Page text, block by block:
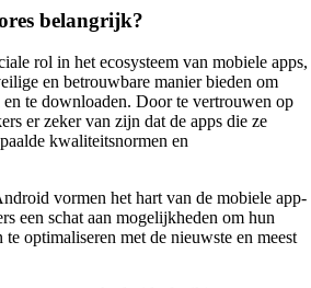
belangrijk?
rol in het ecosysteem van mobiele apps,
en betrouwbare manier bieden om
te downloaden. Door te vertrouwen op
er zeker van zijn dat de apps die ze
kwaliteitsnormen en
vormen het hart van de mobiele app-
een schat aan mogelijkheden om hun
te optimaliseren met de nieuwste en meest